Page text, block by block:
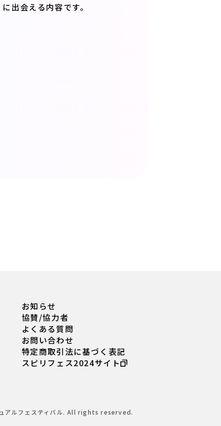
出会える内容です。
お知らせ
協賛/協力者
よくある質問
お問い合わせ
特定商取引法に基づく表記
スピリフェス2024サイト
ルフェスティバル. All rights reserved.